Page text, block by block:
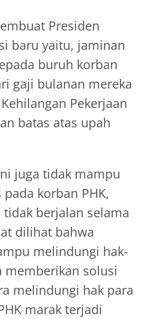
Presiden
baru yaitu, jaminan
buruh korban
gaji bulanan mereka
Pekerjaan
batas atas upah
juga tidak mampu
korban PHK,
berjalan selama
dilihat bahwa
melindungi hak-
memberikan solusi
melindungi hak para
marak terjadi